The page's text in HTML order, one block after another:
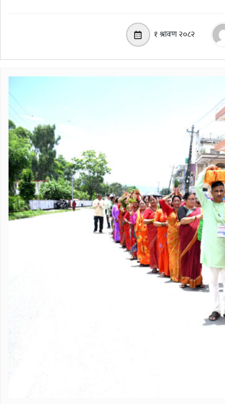
१ श्रावण २०८२